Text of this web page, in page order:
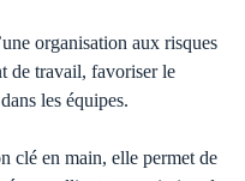
organisation aux risques
de travail, favoriser le
les équipes.
clé en main, elle permet de